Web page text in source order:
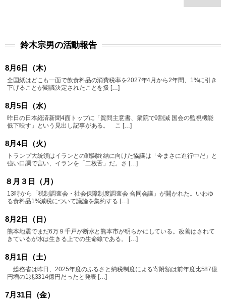
鈴木宗男の活動報告
8月6日（木）
全国紙はどこも一面で飲食料品の消費税率を2027年4月から2年間、1%に引き
下げることが閣議決定されたことを扱 […]
8月5日（水）
昨日の日本経済新聞4面トップに「質問主意書、衆院で9割減 国会の監視機能
低下映す」という見出し記事がある。 こ […]
8月4日（火）
トランプ大統領はイランとの戦闘終結に向けた協議は「今まさに進行中だ」と
強い口調で言い、イランを「二枚舌」だ。さ […]
８月３日（月）
13時から「税制調査会・社会保障制度調査会 合同会議」が開かれた。いわゆ
る食料品1%減税について議論を集約する […]
8月2日（日）
熊本地震でまだ6万９千戸が断水と熊本市が明らかにしている。改善はされて
きているが水は生きる上での生命線である。 […]
8月1日（土）
総務省は昨日、2025年度のふるさと納税制度による寄附額は前年度比587億
円増の1兆3314億円だったと発表 […]
7月31日（金）